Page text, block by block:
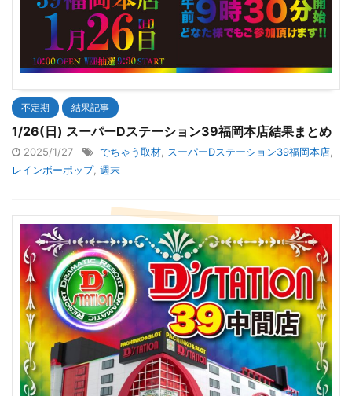
不定期 結果記事
1/26(日) スーパーDステーション39福岡本店結果まとめ
2025/1/27 でちゃう取材 スーパーDステーション39福岡本店
レインボーポップ, 週末